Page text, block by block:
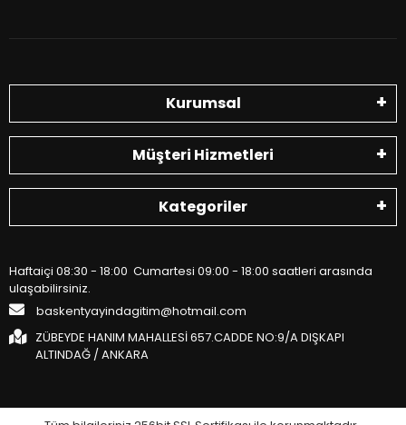
Kurumsal
Müşteri Hizmetleri
Kategoriler
Haftaiçi 08:30 - 18:00 Cumartesi 09:00 - 18:00 saatleri arasında
ulaşabilirsiniz.
baskentyayindagitim@hotmail.com
ZÜBEYDE HANIM MAHALLESİ 657.CADDE NO:9/A DIŞKAPI
ALTINDAĞ / ANKARA